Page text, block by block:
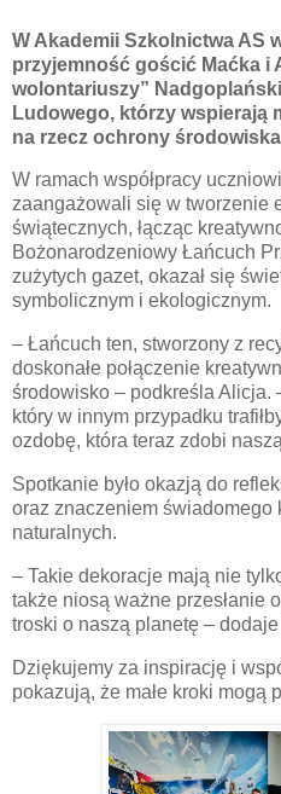
W Akademii Szkolnictwa AS
przyjemność gościć Maćka i
wolontariuszy”
Ludowego, którzy wspierają
na rzecz ochrony
W ramach współpracy
zaangażowali się w tworzenie
świątecznych, łącząc
Bożonarodzeniowy Łańcuch
zużytych gazet, okazał się
symbolicznym i ekologicznym.
– Łańcuch ten, stworzony z
doskonałe połączenie
środowisko – podkreśla Alicja.
który w innym przypadku
ozdobę, która teraz zdobi
Spotkanie było okazją do
oraz znaczeniem świadomego
naturalnych.
– Takie dekoracje mają nie
także niosą ważne przesłanie
troski o naszą planetę –
Dziękujemy za inspirację i
pokazują, że małe kroki mogą